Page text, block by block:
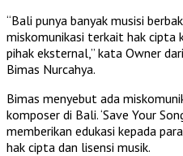
“Bali punya banyak musisi
miskomunikasi terkait hak cipta
pihak eksternal,” kata Owner
Bimas Nurcahya.
Bimas menyebut ada
komposer di Bali. ‘Save Your
memberikan edukasi kepada
hak cipta dan lisensi musik.